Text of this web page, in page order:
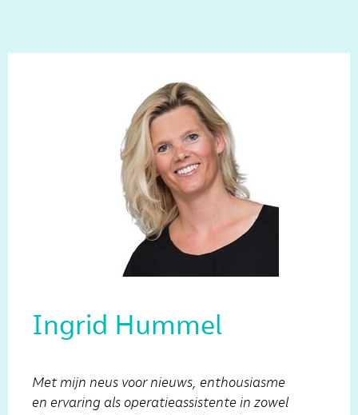
Ingrid Hummel
Met mijn neus voor nieuws, enthousiasme
en ervaring als operatieassistente in zowel